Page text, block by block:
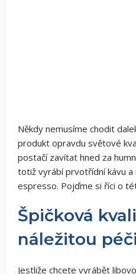
Někdy nemusíme chodit
produkt opravdu světové
postačí zavítat hned za
totiž vyrábí prvotřídní kávu a
espresso. Pojďme si říci o
Špičková
náležitou péči
Jestliže chcete vyrábět